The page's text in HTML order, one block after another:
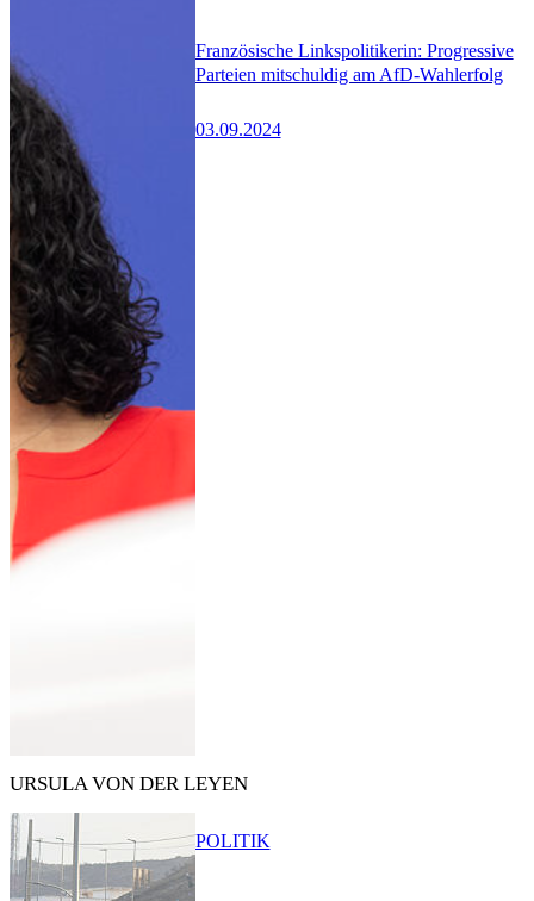
Französische Linkspolitikerin: Progressive
Parteien mitschuldig am AfD-Wahlerfolg
03.09.2024
URSULA VON DER LEYEN
POLITIK